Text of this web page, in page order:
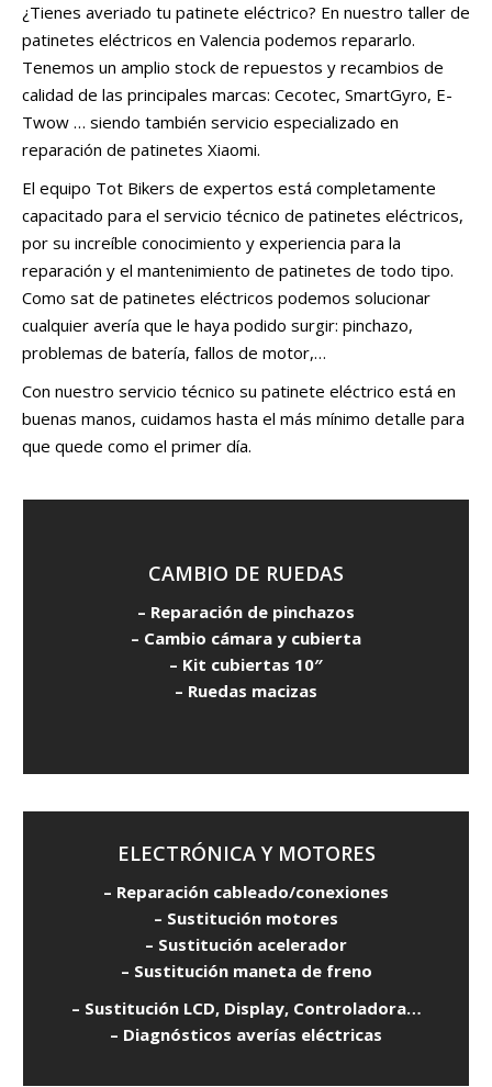
¿Tienes averiado tu patinete eléctrico? En nuestro taller de
patinetes eléctricos en Valencia podemos repararlo.
Tenemos un amplio stock de repuestos y recambios de
calidad de las principales marcas: Cecotec, SmartGyro, E-
Twow … siendo también servicio especializado en
reparación de patinetes Xiaomi.
El equipo Tot Bikers de expertos está completamente
capacitado para el servicio técnico de patinetes eléctricos,
por su increíble conocimiento y experiencia para la
reparación y el mantenimiento de patinetes de todo tipo.
Como sat de patinetes eléctricos podemos solucionar
cualquier avería que le haya podido surgir: pinchazo,
problemas de batería, fallos de motor,…
Con nuestro servicio técnico su patinete eléctrico está en
buenas manos, cuidamos hasta el más mínimo detalle para
que quede como el primer día.
CAMBIO DE RUEDAS
– Reparación de pinchazos
– Cambio cámara y cubierta
– Kit cubiertas 10″
– Ruedas macizas
ELECTRÓNICA Y MOTORES
– Reparación cableado/conexiones
– Sustitución motores
– Sustitución acelerador
– Sustitución maneta de freno
– Sustitución LCD, Display, Controladora…
– Diagnósticos averías eléctricas